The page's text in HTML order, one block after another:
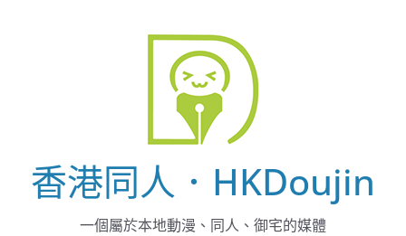
香港同人．HKDoujin
一個屬於本地動漫、同人、御宅的媒體